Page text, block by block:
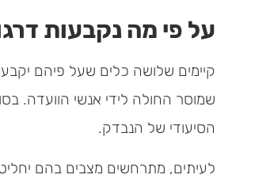
על פי מה נקבעות
קיימים שלושה כלים שעל פיהם
שמוסר החולה לידי אנשי הוועדה.
הסיעודי של הנבדק.
לעיתים, מתרחשים מצבים בהם